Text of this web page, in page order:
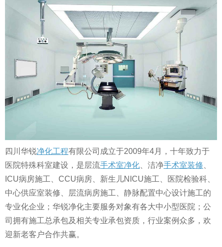
四川华锐净化工程有限公司成立于2009年4月，十年致力于
医院特殊科室建设，是层流手术室净化、洁净手术室装修、
ICU病房施工、CCU病房、新生儿NICU施工、医院检验科、
中心供应室装修、层流病房施工、静脉配置中心设计施工的
专业化企业；华锐净化主要服务对象有各大中小型医院；公
司拥有施工总承包及相关专业承包资质，行业案例众多，欢
迎新老客户合作共赢。